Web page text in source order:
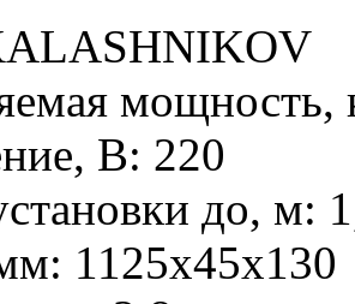
мощность,
В: 220
до, м:
: 1125x45х130